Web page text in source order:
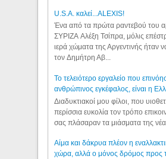
U.S.A. καλεί...ALEXIS!
Ένα από τα πρώτα ραντεβού του
ΣΥΡΙΖΑ Αλέξη Τσίπρα, μόλις
ιερά χώματα της Αργεντινής ήταν
τον Δημήτρη Αβ...
Το τελειότερο εργαλείο που
ανθρώπινος εγκέφαλος, είναι η
Διαδυκτιακοί μου φίλοι, που
περίσσια ευκολία τον τρόπο
σας πλάσαραν τα μιάσματα της
Αίμα και δάκρυα πλέον η
χώρα, αλλά ο μόνος δρόμος προς